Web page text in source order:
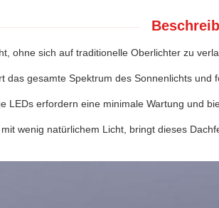
ohne sich auf traditionelle Oberlichter zu
das gesamte Spektrum des Sonnenlichts
LEDs erfordern eine minimale Wartung und
wenig natürlichem Licht, bringt dieses